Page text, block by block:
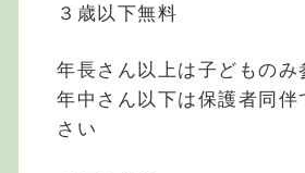
３歳以下無料
年長さん以上は子どものみ
年中さん以下は保護者同伴
さい